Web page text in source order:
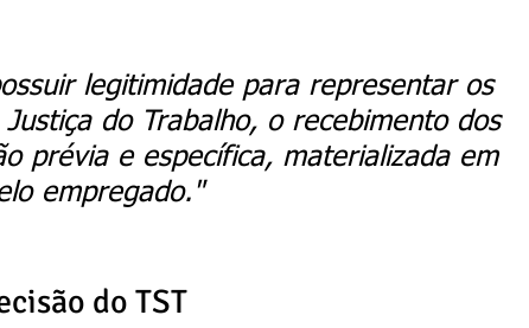
legitimidade para representar os
do Trabalho, o recebimento dos
prévia e específica, materializada em
empregado."
do TST